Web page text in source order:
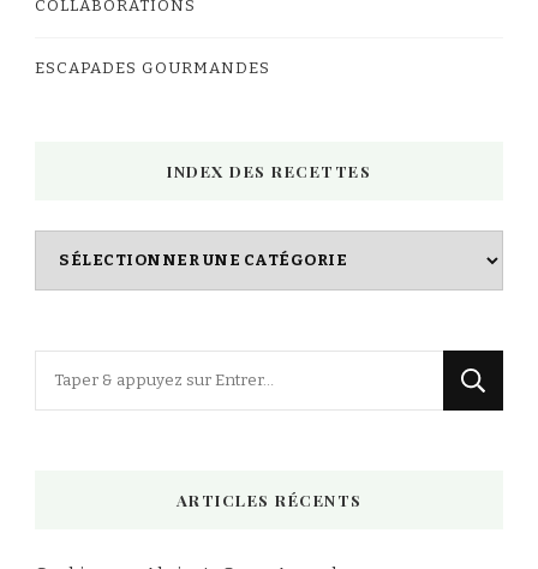
COLLABORATIONS
ESCAPADES GOURMANDES
INDEX DES RECETTES
Index
ARTICLES RÉCENTS